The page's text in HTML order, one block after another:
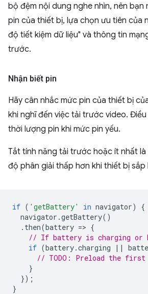
bộ đệm nội dung nghe nhìn, nên bạn
pin của thiết bị, lựa chọn ưu tiên của
độ tiết kiệm dữ liệu" và thông tin
trước.
Nhận biết pin
Hãy cân nhắc mức pin của thiết bị
khi nghĩ đến việc tải trước video.
thời lượng pin khi mức pin yếu.
Tắt tính năng tải trước hoặc ít nhất
độ phân giải thấp hơn khi thiết bị sắp
if ( 'getBattery' in navigator)
{
navigator .getBattery()
. then(battery => {
// If battery is charging or
if (battery.charging ||
// TODO: Preload the first
}
});
}